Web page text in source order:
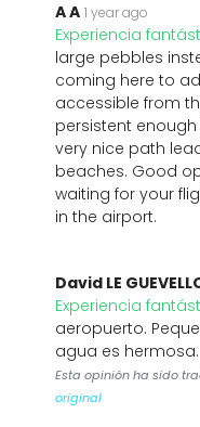
A A 1 year ago
Experiencia
large pebbles
coming here to
accessible from
persistent
very nice path
beaches. Good
waiting for your
in the airport.
David LE
Experiencia
aeropuerto.
agua es hermosa.
Esta opinión ha sido
original